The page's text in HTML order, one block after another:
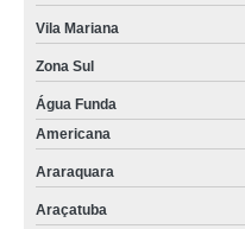
Vila Mariana
Zona Sul
Água Funda
Americana
Araraquara
Araçatuba